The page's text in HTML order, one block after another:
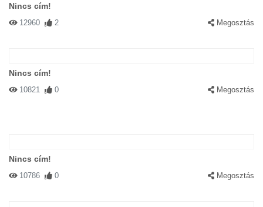
Nincs cím!
12960 2 Megosztás
Nincs cím!
10821 0 Megosztás
Nincs cím!
10786 0 Megosztás